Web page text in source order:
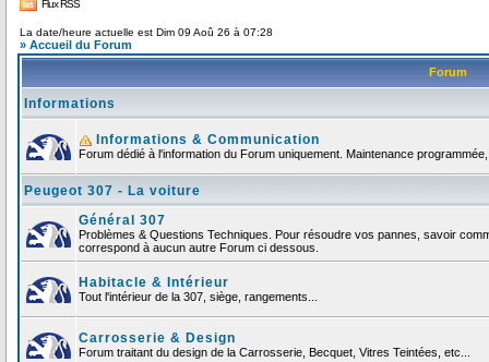
Flux RSS
La date/heure actuelle est Dim 09 Aoû 26 à 07:28
» Accueil du Forum
Forum
Informations
Informations & Communication
Forum dédié à l'information du Forum uniquement. Maintenance
Peugeot 307 - La voiture
Général 307
Problèmes & Questions Techniques. Pour résoudre vos pannes, savoir
correspond à aucun autre Forum ci dessous.
Habitacle & Intérieur
Tout l'intérieur de la 307, siège, rangements...
Carrosserie & Design
Forum traitant du design de la Carrosserie, Becquet, Vitres Teintées, etc...